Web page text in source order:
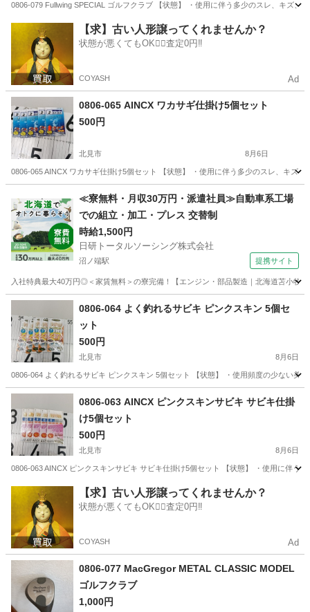
0806-079 Fullwing SPECIAL ゴルフクラブ 【状態】 ・使用に伴う多少のスレ、キズ
ゴルフ ゴルフクラブ
【求】古い人形譲ってくれませんか？
状態が悪くてもOK🙆‍♀️査定0円‼️
COYASH Ad
0806-065 AINCX ワカサギ仕掛け5個セット
500円
北見市 8月6日
0806-065 AINCX ワカサギ仕掛け5個セット 【状態】 ・使用に伴う多少のスレ、キズ
その他 ワカサギ
≪寮無料・月収30万円・派遣社員≫自動車系工場
での組立・加工・プレス 交替制
時給1,500円
日研トータルソーシング株式会社
沼ノ端駅 提携サイト
入社特典最大40万円◎＜家賃無料＞の寮完備！【エンジン・部品製造｜北海道苫小牧
北海道 苫小牧市 沼ノ端駅 その他
0806-064 よく釣れるサビキ ピンクスキン 5個セ
ット
500円
北見市 8月6日
0806-064 よく釣れるサビキ ピンクスキン 5個セット 【状態】 ・使用頻度の少ない
北海道 北見市 0806-063 AINCX ピンクスキンサビキ サビキ仕掛
け5個セット
500円
北見市 8月6日
0806-063 AINCX ピンクスキンサビキ サビキ仕掛け5個セット 【状態】 ・使用に伴う
その他 サビキ
【求】古い人形譲ってくれませんか？
状態が悪くてもOK🙆‍♀️査定0円‼️
COYASH Ad
0806-077 MacGregor METAL CLASSIC MODEL
ゴルフクラブ
1,000円